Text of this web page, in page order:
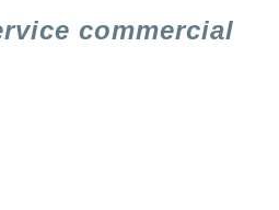
commercial